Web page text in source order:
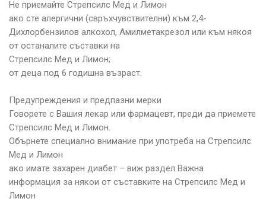
Не приемайте Стрепсилс Мед и Лимон
ако сте алергични (свръхчувствителни) към 2,4-
Дихлорбензилов алкохол, Амилметакрезол или към някоя
от останалите съставки на
Стрепсилс Мед и Лимон;
от деца под 6 годишна възраст.
Предупреждения и предпазни мерки
Говорете с Вашия лекар или фармацевт, преди да приемете
Стрепсилс Мед и Лимон.
Обърнете специално внимание при употреба на Стрепсилс
Мед и Лимон
ако имате захарен диабет – виж раздел Важна
информация за някои от съставките на Стрепсилс Мед и
Лимон